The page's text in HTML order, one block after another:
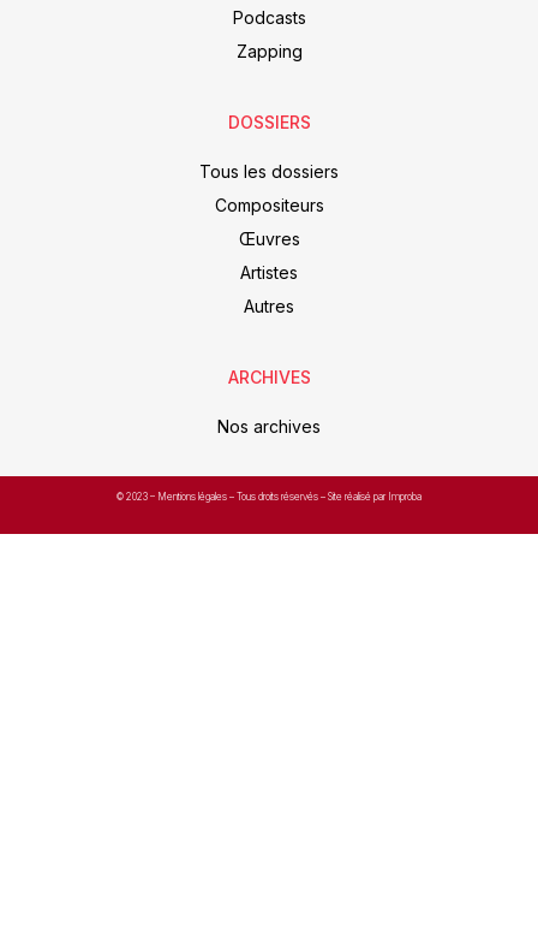
Podcasts
Zapping
DOSSIERS
Tous les dossiers
Compositeurs
Œuvres
Artistes
Autres
ARCHIVES
Nos archives
© 2023 – Mentions légales – Tous droits réservés – Site réalisé par Improba